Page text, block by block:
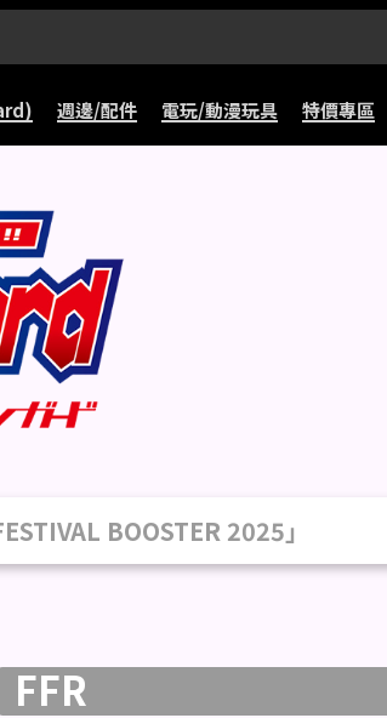
週邊/配件 電玩/動漫玩具 特價專區
BOOSTER 2025」
FFR